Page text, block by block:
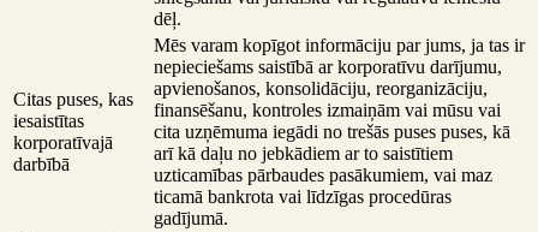
dēļ.
Citas puses, kas
iesaistītas
korporatīvajā
darbībā
Mēs varam kopīgot informāciju par jums, ja tas ir
nepieciešams saistībā ar korporatīvu darījumu,
apvienošanos, konsolidāciju, reorganizāciju,
finansēšanu, kontroles izmaiņām vai mūsu vai
cita uzņēmuma iegādi no trešās puses puses, kā
arī kā daļu no jebkādiem ar to saistītiem
uzticamības pārbaudes pasākumiem, vai maz
ticamā bankrota vai līdzīgas procedūras
gadījumā.